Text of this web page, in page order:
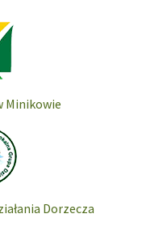
Minikowie
Dorzecza